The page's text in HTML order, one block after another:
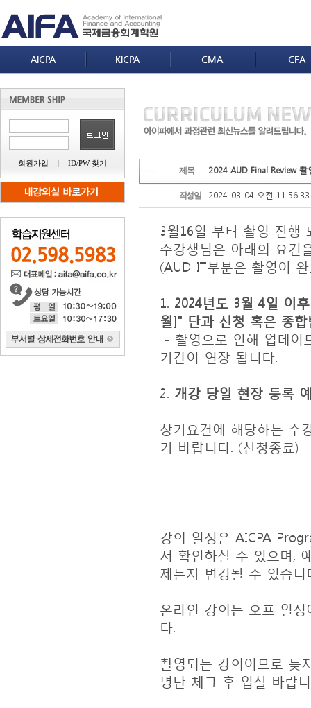
AICPA KICPA CMA CFA
회원가입 | ID/PW 찾기
제목 2024 AUD Final Review
작성일 2024-03-04 오전 11:56:33
3월16일 부터 촬영 진행
수강생님은 아래의 요
(AUD IT부분은 촬영이
1. 2024년도 3월 4일 이
월]" 단과 신청 혹은 종
- 촬영으로 인해 업데이
기간이 연장 됩니다.
2. 개강 당일 현장 등록
상기요건에 해당하는 수
기 바랍니다. (신청종료)
강의 일정은 AICPA
서 확인하실 수 있으며,
제든지 변경될 수 있습
온라인 강의는 오프 일
다.
촬영되는 강의이므로 늦
명단 체크 후 입실 바랍